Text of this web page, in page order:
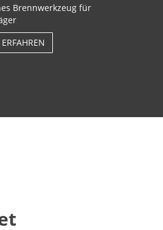
Brennwerkzeug für